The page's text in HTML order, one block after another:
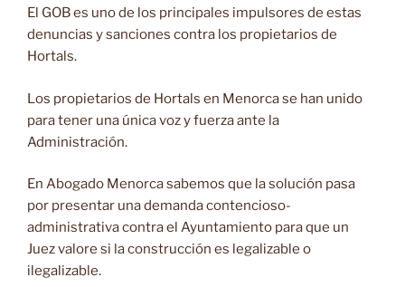
El GOB es uno de los principales impulsores de estas
denuncias y sanciones contra los propietarios de
Hortals.
Los propietarios de Hortals en Menorca se han unido
para tener una única voz y fuerza ante la
Administración.
En Abogado Menorca sabemos que la solución pasa
por presentar una demanda contencioso-
administrativa contra el Ayuntamiento para que un
Juez valore si la construcción es legalizable o
ilegalizable.